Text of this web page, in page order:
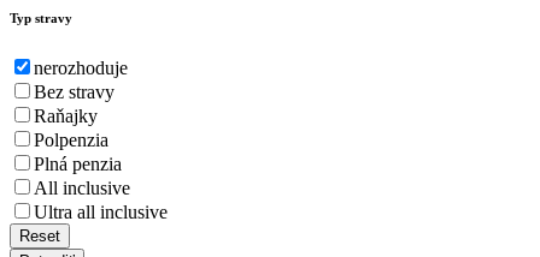
Typ stravy
nerozhoduje
Bez stravy
Raňajky
Polpenzia
Plná penzia
All inclusive
Ultra all inclusive
Reset